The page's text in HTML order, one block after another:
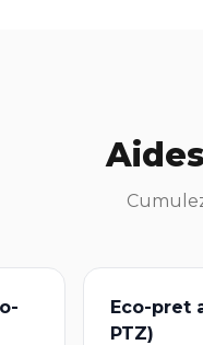
Eco-pret
PTZ)